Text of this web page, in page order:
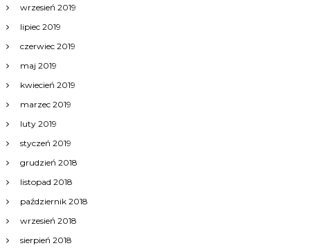
wrzesień 2019
lipiec 2019
czerwiec 2019
maj 2019
kwiecień 2019
marzec 2019
luty 2019
styczeń 2019
grudzień 2018
listopad 2018
październik 2018
wrzesień 2018
sierpień 2018